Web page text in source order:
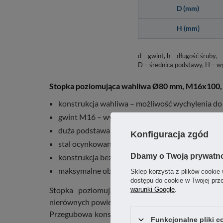
D (mm)
H (mm)
d – gwint, h – długość śruby,
D – średnica podstawy, H –
Stopka poziomująca wahliwa Ø80 mm,
konstrukcja wahliwa – możliwość wychylenia do
gwint M16 – wysoka nośność i stabilność
duża podstawa Ø80 mm – lepszy rozkład
stal ocynkowana – ochrona przed korozją
konstrukcja bez warstwy gumowej – sztywne
maksymalne obciążenie 600 kg
Stopka poziomująca wahliwa przeznaczona
nierównych powierzchniach.
Przegubowa konstrukcja umożliwia wychylenie
Konfiguracja zgód
Dbamy o Twoją
Sklep korzysta z plików cookie
dostępu do cookie w Twojej
warunki Google
Funkcjonalne pliki